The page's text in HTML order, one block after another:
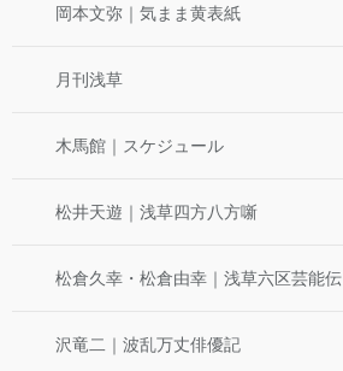
岡本文弥｜気まま黄表紙
月刊浅草
木馬館｜スケジュール
松井天遊｜浅草四方八方噺
松倉久幸・松倉由幸｜浅草六区芸能伝
沢竜二｜波乱万丈俳優記